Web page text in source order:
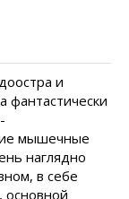
и
фантастически
мышечные
наглядно
в себе
основной